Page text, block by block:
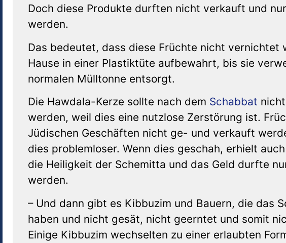
Doch diese Produkte durften nicht verkauft und
werden.
Das bedeutet, dass diese Früchte nicht vernichtet
Hause in einer Plastiktüte aufbewahrt, bis sie
normalen Mülltonne entsorgt.
Die Hawdala-Kerze sollte nach dem Schabbat
werden, weil dies eine nutzlose Zerstörung ist.
Jüdischen Geschäften nicht ge- und verkauft
dies problemloser. Wenn dies geschah, erhielt
die Heiligkeit der Schemitta und das Geld durfte
werden.
– Und dann gibt es Kibbuzim und Bauern, die das
haben und nicht gesät, nicht geerntet und somit
Einige Kibbuzim wechselten zu einer erlaubten